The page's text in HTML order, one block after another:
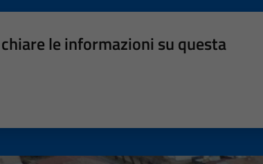
le informazioni su questa